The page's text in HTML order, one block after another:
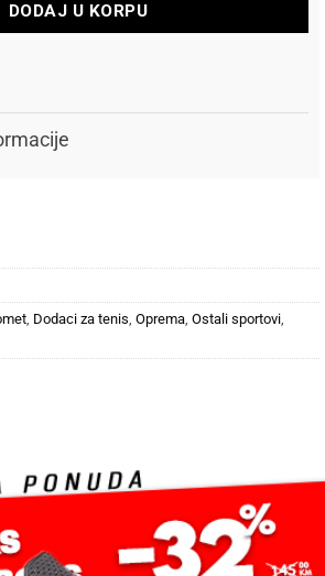
DODAJ U KORPU
Dodaci za tenis Oprema Ostali sportovi